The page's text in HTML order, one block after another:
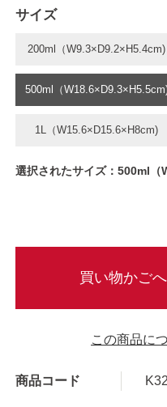
商品コード
サイズ
200ml（W9.3×D9.2×H5.4cm)
500ml（
1L（W15.6×D15.6×H8cm)
選択されたサイズ：500ml（
この商品に